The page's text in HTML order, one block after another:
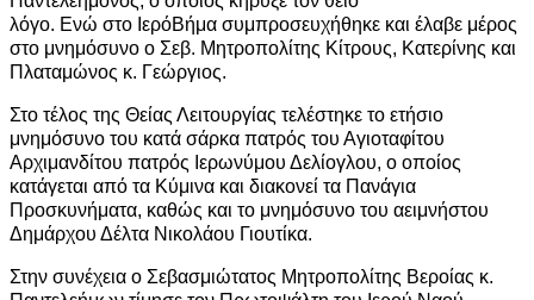
λόγο. Ενώ στο ΙερόΒήμα συμπροσευχήθηκε και έλαβε μέρος
στο μνημόσυνο ο Σεβ. Μητροπολίτης Κίτρους, Κατερίνης και
Πλαταμώνος κ. Γεώργιος.
Στο τέλος της Θείας Λειτουργίας τελέστηκε το ετήσιο
μνημόσυνο του κατά σάρκα πατρός του Αγιοταφίτου
Αρχιμανδίτου πατρός Ιερωνύμου Δελίογλου, ο οποίος
κατάγεται από τα Κύμινα και διακονεί τα Πανάγια
Προσκυνήματα, καθώς και το μνημόσυνο του αειμνήστου
Δημάρχου Δέλτα Νικολάου Γιουτίκα.
Στην συνέχεια ο Σεβασμιώτατος Μητροπολίτης Βεροίας κ.